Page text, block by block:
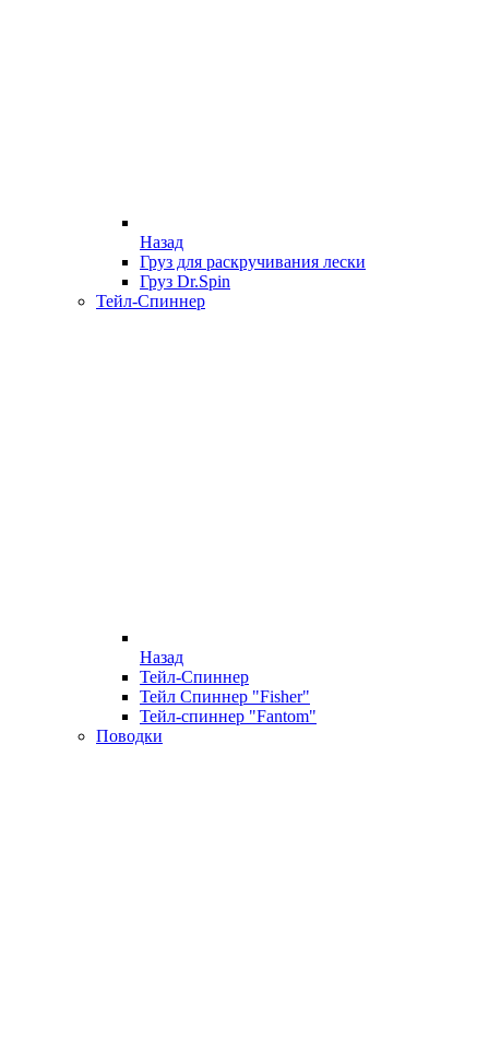
Назад
Груз для раскручивания лески
Груз Dr.Spin
Тейл-Спиннер
Назад
Тейл-Спиннер
Тейл Спиннер "Fisher"
Тейл-спиннер "Fantom"
Поводки